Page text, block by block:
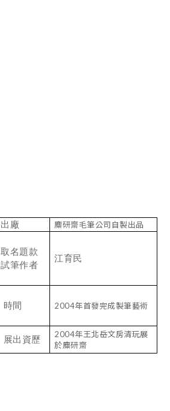
出廠 麋研齋毛筆公司自製出品
取名題款
試筆作者
江育民
時間 2004年首發完成製筆藝術
展出資歷
2004年王北岳文房清玩展
於麋研齋